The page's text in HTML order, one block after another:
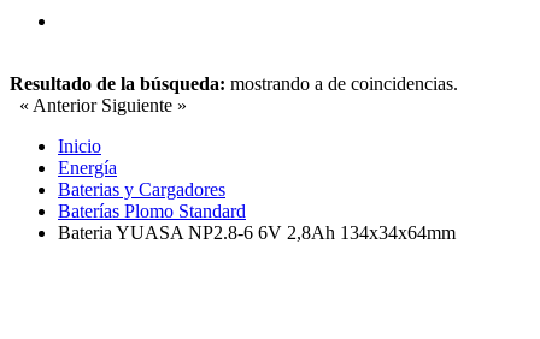
Resultado de la búsqueda: mostrando a de coincidencias.
« Anterior Siguiente »
Inicio
Energía
Baterias y Cargadores
Baterías Plomo Standard
Bateria YUASA NP2.8-6 6V 2,8Ah 134x34x64mm